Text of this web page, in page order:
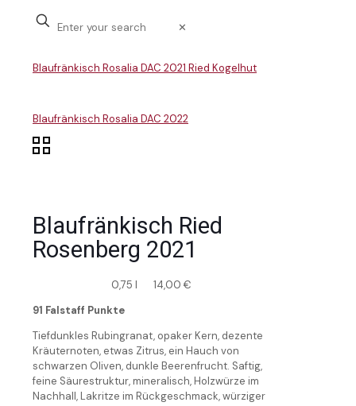
✕
Blaufränkisch Rosalia DAC 2021 Ried Kogelhut
Blaufränkisch Rosalia DAC 2022
Blaufränkisch Ried
Rosenberg 2021
0,75 l 14,00€
91 Falstaff Punkte
Tiefdunkles Rubingranat, opaker Kern, dezente
Kräuternoten, etwas Zitrus, ein Hauch von
schwarzen Oliven, dunkle Beerenfrucht. Saftig,
feine Säurestruktur, mineralisch, Holzwürze im
Nachhall, Lakritze im Rückgeschmack, würziger